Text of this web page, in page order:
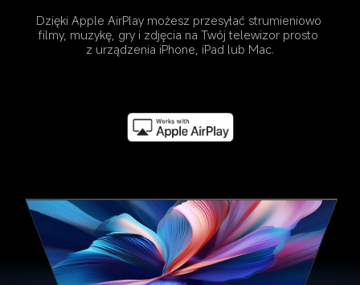
Dzięki Apple AirPlay możesz przesyłać strumieniowo
filmy, muzykę, gry i zdjęcia na Twój telewizor prosto
z urządzenia iPhone, iPad lub Mac.